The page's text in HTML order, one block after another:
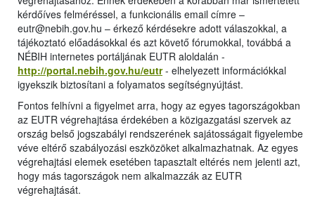
kérdőíves felméréssel, a funkcionális email címre –
eutr@nebih.gov.hu – érkező kérdésekre adott válaszokkal, a
tájékoztató előadásokkal és azt követő fórumokkal, továbbá a
NÉBIH internetes portáljának EUTR aloldalán -
http://portal.nebih.gov.hu/eutr- elhelyezett információkkal
igyekszik biztosítani a folyamatos segítségnyújtást.
Fontos felhívni a figyelmet arra, hogy az egyes tagországokban
az EUTR végrehajtása érdekében a közigazgatási szervek az
ország belső jogszabályi rendszerének sajátosságait figyelembe
véve eltérő szabályozási eszközöket alkalmazhatnak. Az egyes
végrehajtási elemek esetében tapasztalt eltérés nem jelenti azt,
hogy más tagországok nem alkalmazzák az EUTR
végrehajtását.